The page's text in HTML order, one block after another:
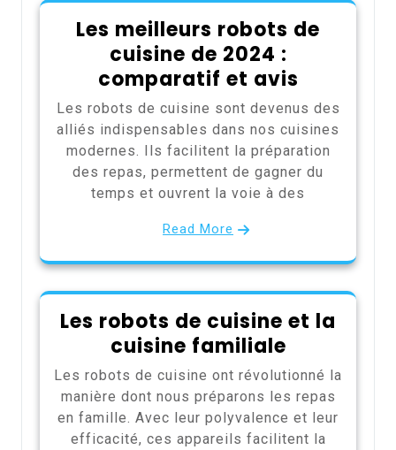
Les meilleurs robots de
cuisine de 2024 :
comparatif et avis
Les robots de cuisine sont devenus des
alliés indispensables dans nos cuisines
modernes. Ils facilitent la préparation
des repas, permettent de gagner du
temps et ouvrent la voie à des
Read More
Les robots de cuisine et la
cuisine familiale
Les robots de cuisine ont révolutionné la
manière dont nous préparons les repas
en famille. Avec leur polyvalence et leur
efficacité, ces appareils facilitent la